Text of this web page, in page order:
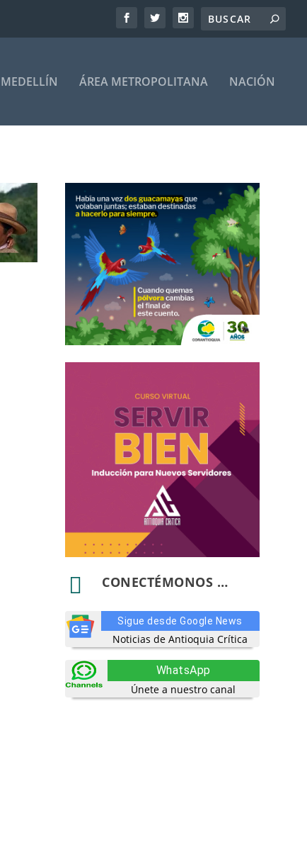
MEDELLÍN ÁREA METROPOLITANA NACIÓN
 CONECTÉMONOS …
Sigue desde Google News
Noticias de Antioquia Crítica
WhatsApp
Únete a nuestro canal